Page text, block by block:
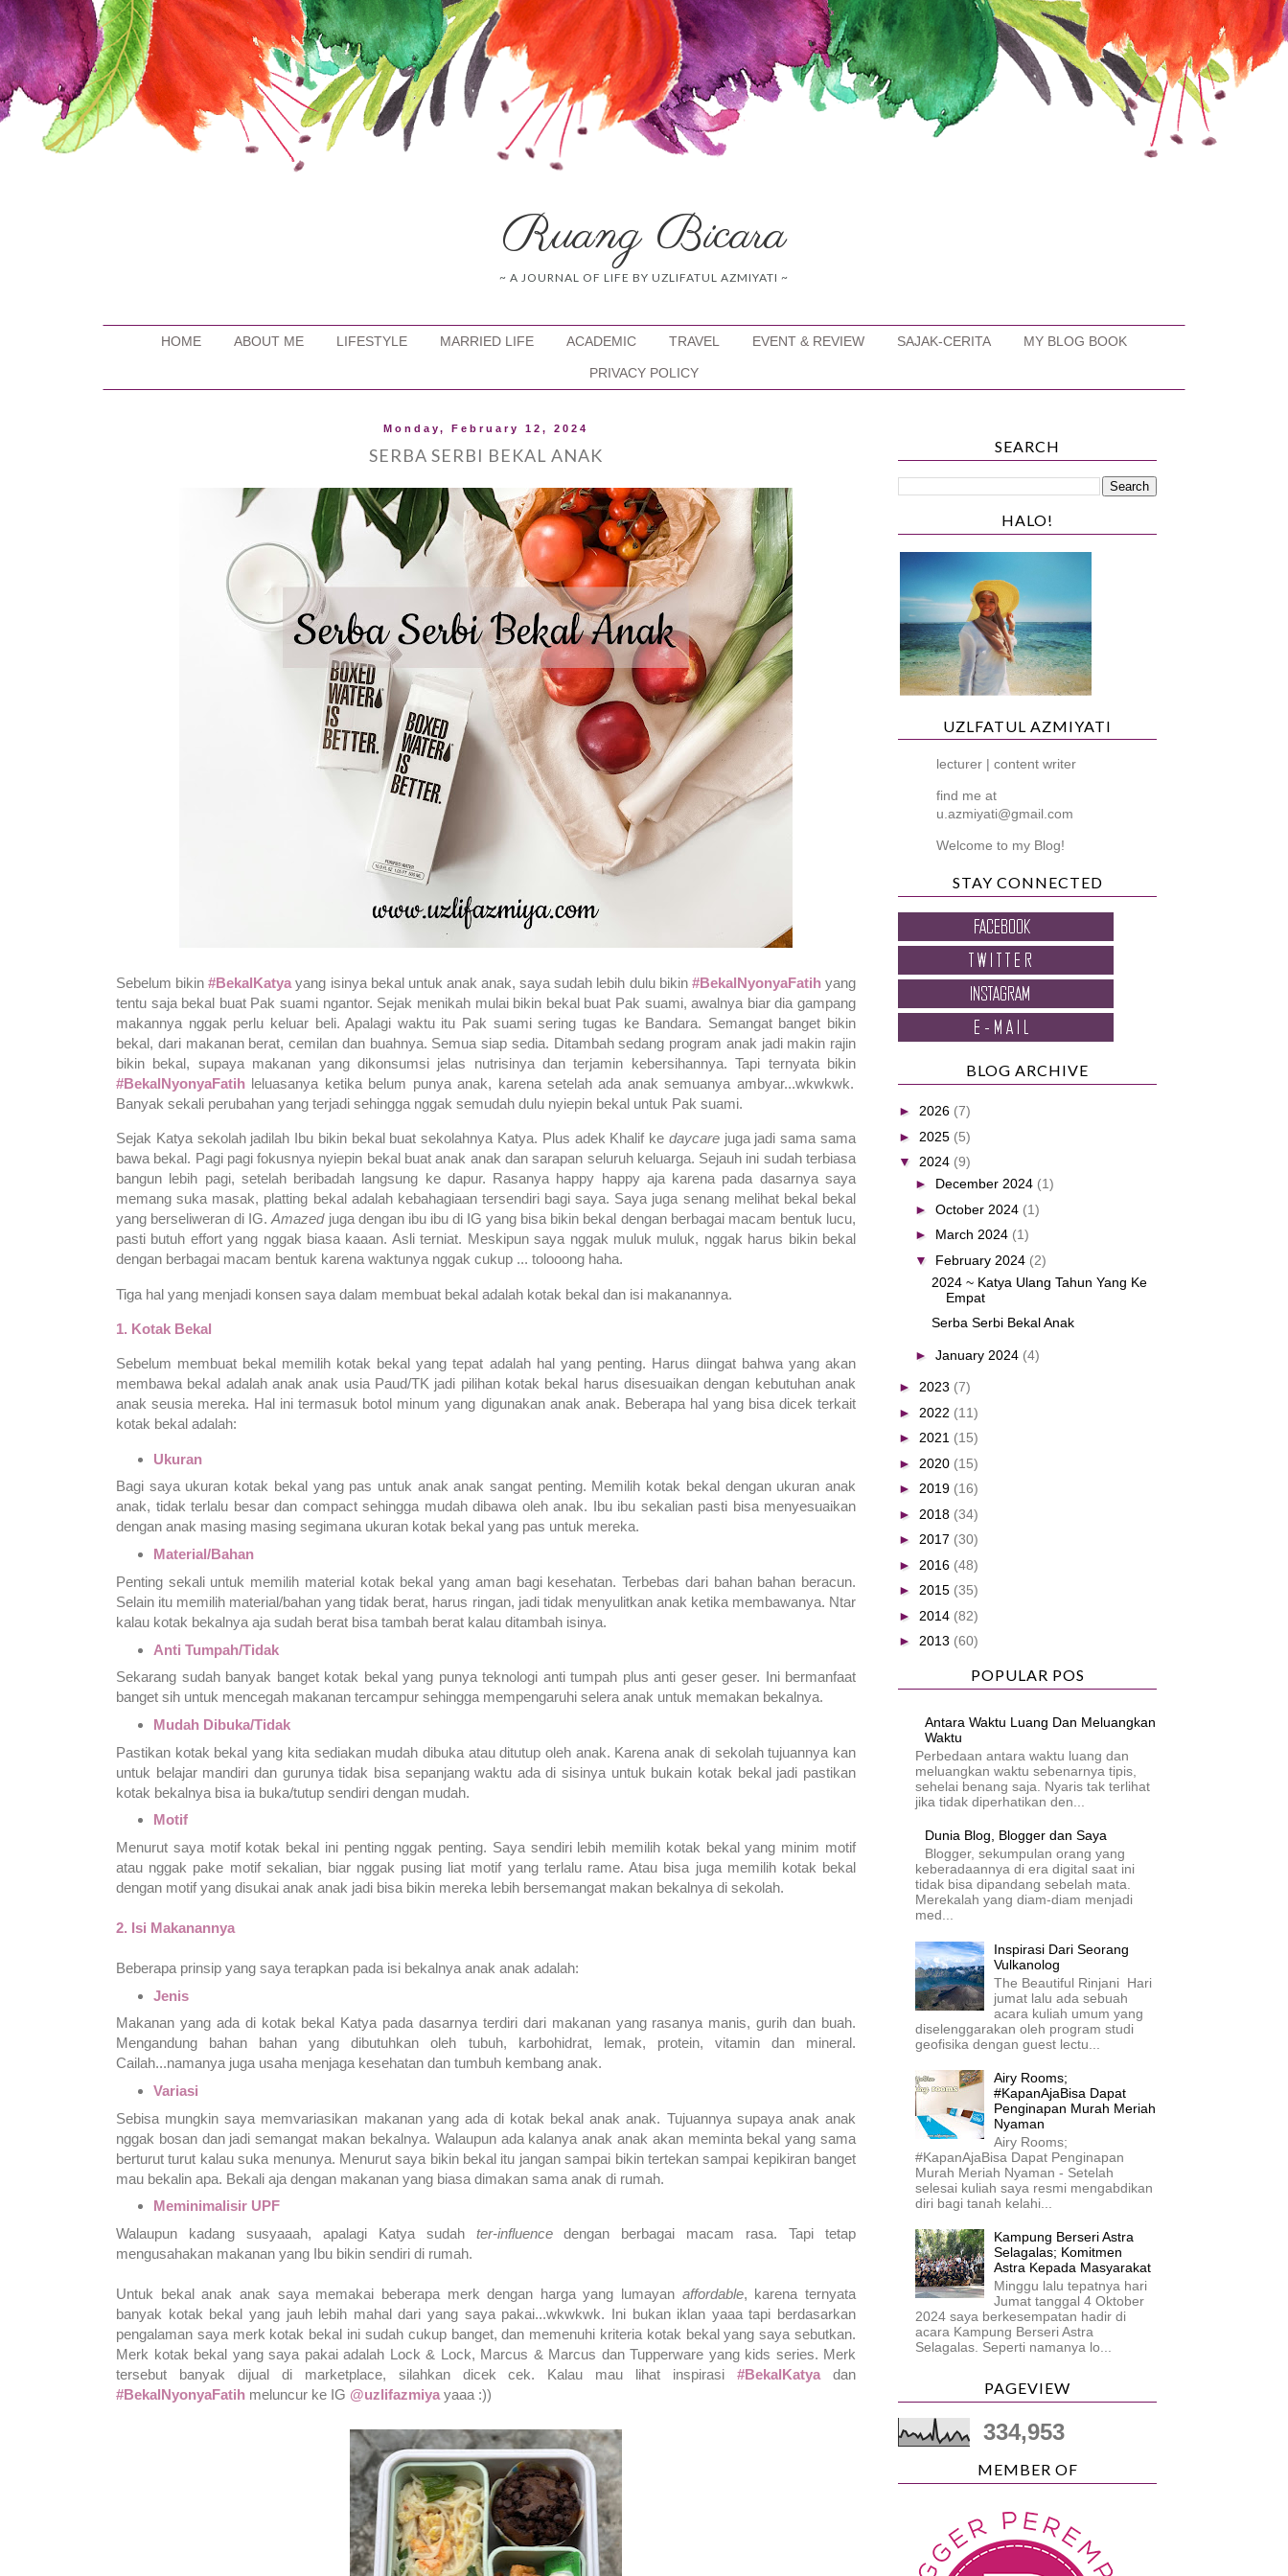
Ruang Bicara
~ A JOURNAL OF LIFE BY UZLIFATUL AZMIYATI ~
HOME ABOUT ME LIFESTYLE MARRIED LIFE ACADEMIC TRAVEL EVENT & REVIEW SAJAK-CERITA MY BLOG BOOK
PRIVACY POLICY
Monday, February 12, 2024
SERBA SERBI BEKAL ANAK
Sebelum bikin#BekalKatyayang isinya bekal untuk anak anak, saya sudah lebih dulu bikin #BekalNyonyaFatihyang
tentu saja bekal buat Pak suami ngantor. Sejak menikah mulai bikin bekal buat Pak suami, awalnya biar dia gampang
makannya nggak perlu keluar beli. Apalagi waktu itu Pak suami sering tugas ke Bandara. Semangat banget bikin
bekal, dari makanan berat, cemilan dan buahnya. Semua siap sedia. Ditambah sedang program anak jadi makin rajin
bikin bekal, supaya makanan yang dikonsumsi jelas nutrisinya dan terjamin kebersihannya. Tapi ternyata bikin
#BekalNyonyaFatih leluasanya ketika belum punya anak, karena setelah ada anak semuanya ambyar...wkwkwk.
Banyak sekali perubahan yang terjadi sehingga nggak semudah dulu nyiepin bekal untuk Pak suami.
Sejak Katya sekolah jadilah Ibu bikin bekal buat sekolahnya Katya. Plus adek Khalif ke daycarejuga jadi sama sama
bawa bekal. Pagi pagi fokusnya nyiepin bekal buat anak anak dan sarapan seluruh keluarga. Sejauh ini sudah terbiasa
bangun lebih pagi, setelah beribadah langsung ke dapur. Rasanya happy happy aja karena pada dasarnya saya
memang suka masak, platting bekal adalah kebahagiaan tersendiri bagi saya. Saya juga senang melihat bekal bekal
yang berseliweran di IG.Amazed juga dengan ibu ibu di IG yang bisa bikin bekal dengan berbagai macam bentuk lucu,
pasti butuh effort yang nggak biasa kaaan. Asli terniat. Meskipun saya nggak muluk muluk, nggak harus bikin bekal
dengan berbagai macam bentuk karena waktunya nggak cukup ... tolooong haha.
Tiga hal yang menjadi konsen saya dalam membuat bekal adalah kotak bekal dan isi makanannya.
1. Kotak Bekal
Sebelum membuat bekal memilih kotak bekal yang tepat adalah hal yang penting. Harus diingat bahwa yang akan
membawa bekal adalah anak anak usia Paud/TK jadi pilihan kotak bekal harus disesuaikan dengan kebutuhan anak
anak seusia mereka. Hal ini termasuk botol minum yang digunakan anak anak. Beberapa hal yang bisa dicek terkait
kotak bekal adalah:
Ukuran
Bagi saya ukuran kotak bekal yang pas untuk anak anak sangat penting. Memilih kotak bekal dengan ukuran anak
anak, tidak terlalu besar dan compact sehingga mudah dibawa oleh anak. Ibu ibu sekalian pasti bisa menyesuaikan
dengan anak masing masing segimana ukuran kotak bekal yang pas untuk mereka.
Material/Bahan
Penting sekali untuk memilih material kotak bekal yang aman bagi kesehatan. Terbebas dari bahan bahan beracun.
Selain itu memilih material/bahan yang tidak berat, harus ringan, jadi tidak menyulitkan anak ketika membawanya. Ntar
kalau kotak bekalnya aja sudah berat bisa tambah berat kalau ditambah isinya.
Anti Tumpah/Tidak
Sekarang sudah banyak banget kotak bekal yang punya teknologi anti tumpah plus anti geser geser. Ini bermanfaat
banget sih untuk mencegah makanan tercampur sehingga mempengaruhi selera anak untuk memakan bekalnya.
Mudah Dibuka/Tidak
Pastikan kotak bekal yang kita sediakan mudah dibuka atau ditutup oleh anak. Karena anak di sekolah tujuannya kan
untuk belajar mandiri dan gurunya tidak bisa sepanjang waktu ada di sisinya untuk bukain kotak bekal jadi pastikan
kotak bekalnya bisa ia buka/tutup sendiri dengan mudah.
Motif
Menurut saya motif kotak bekal ini penting nggak penting. Saya sendiri lebih memilih kotak bekal yang minim motif
atau nggak pake motif sekalian, biar nggak pusing liat motif yang terlalu rame. Atau bisa juga memilih kotak bekal
dengan motif yang disukai anak anak jadi bisa bikin mereka lebih bersemangat makan bekalnya di sekolah.
2. Isi Makanannya
Beberapa prinsip yang saya terapkan pada isi bekalnya anak anak adalah:
Jenis
Makanan yang ada di kotak bekal Katya pada dasarnya terdiri dari makanan yang rasanya manis, gurih dan buah.
Mengandung bahan bahan yang dibutuhkan oleh tubuh, karbohidrat, lemak, protein, vitamin dan mineral.
Cailah...namanya juga usaha menjaga kesehatan dan tumbuh kembang anak.
Variasi
Sebisa mungkin saya memvariasikan makanan yang ada di kotak bekal anak anak. Tujuannya supaya anak anak
nggak bosan dan jadi semangat makan bekalnya. Walaupun ada kalanya anak anak akan meminta bekal yang sama
berturut turut kalau suka menunya. Menurut saya bikin bekal itu jangan sampai bikin tertekan sampai kepikiran banget
mau bekalin apa. Bekali aja dengan makanan yang biasa dimakan sama anak di rumah.
Meminimalisir UPF
Walaupun kadang susyaaah, apalagi Katya sudah ter-influencedengan berbagai macam rasa. Tapi tetap
mengusahakan makanan yang Ibu bikin sendiri di rumah.
Untuk bekal anak anak saya memakai beberapa merk dengan harga yang lumayan affordable, karena ternyata
banyak kotak bekal yang jauh lebih mahal dari yang saya pakai...wkwkwk. Ini bukan iklan yaaa tapi berdasarkan
pengalaman saya merk kotak bekal ini sudah cukup banget, dan memenuhi kriteria kotak bekal yang saya sebutkan.
Merk kotak bekal yang saya pakai adalah Lock & Lock, Marcus & Marcus dan Tupperware yang kids series. Merk
tersebut banyak dijual di marketplace, silahkan dicek cek. Kalau mau lihat inspirasi#BekalKatyadan
#BekalNyonyaFatih meluncur ke IG @uzlifazmiya yaaa :))
SEARCH
HALO!
UZLFATUL AZMIYATI
lecturer | content writer
find me at
u.azmiyati@gmail.com
Welcome to my Blog!
STAY CONNECTED
BLOG ARCHIVE
► 2026 (7)
► 2025 (5)
▼ 2024 (9)
► December 2024 (1)
► October 2024 (1)
► March 2024 (1)
▼ February 2024 (2)
2024 ~ Katya Ulang Tahun Yang Ke
Empat
Serba Serbi Bekal Anak
► January 2024 (4)
► 2023 (7)
► 2022 (11)
► 2021 (15)
► 2020 (15)
► 2019 (16)
► 2018 (34)
► 2017 (30)
► 2016 (48)
► 2015 (35)
► 2014 (82)
► 2013 (60)
POPULAR POS
Antara Waktu Luang Dan Meluangkan
Waktu
Perbedaan antara waktu luang dan
meluangkan waktu sebenarnya tipis,
sehelai benang saja. Nyaris tak terlihat
jika tidak diperhatikan den...
Dunia Blog, Blogger dan Saya
Blogger, sekumpulan orang yang
keberadaannya di era digital saat ini
tidak bisa dipandang sebelah mata.
Merekalah yang diam-diam menjadi
med...
Inspirasi Dari Seorang
Vulkanolog
The Beautiful Rinjani Hari
jumat lalu ada sebuah
acara kuliah umum yang
diselenggarakan oleh program studi
geofisika dengan guest lectu...
Airy Rooms;
#KapanAjaBisa Dapat
Penginapan Murah Meriah
Nyaman
Airy Rooms;
#KapanAjaBisa Dapat Penginapan
Murah Meriah Nyaman - Setelah
selesai kuliah saya resmi mengabdikan
diri bagi tanah kelahi...
Kampung Berseri Astra
Selagalas; Komitmen
Astra Kepada Masyarakat
Minggu lalu tepatnya hari
Jumat tanggal 4 Oktober
2024 saya berkesempatan hadir di
acara Kampung Berseri Astra
Selagalas. Seperti namanya lo...
PAGEVIEW
334,953
MEMBER OF